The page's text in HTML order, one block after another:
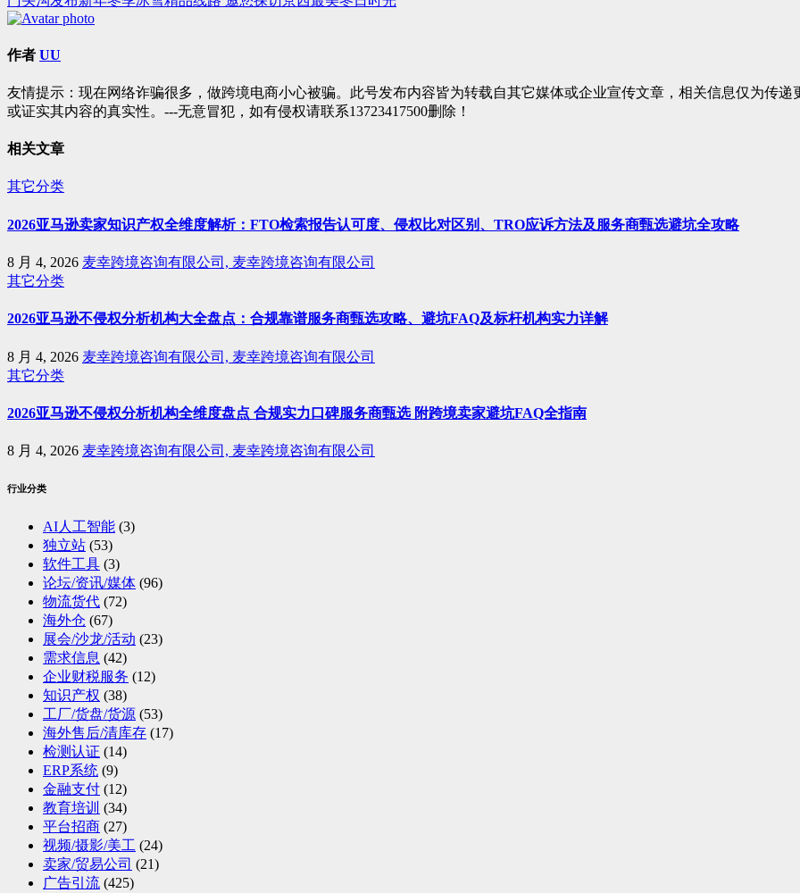
章
导
作者 UU
友情提示：现在网络诈骗很多，做跨境电商小心被骗。此号发布内容皆为转载自其它媒体或企业宣传文章，相关信息仅为传
或证实其内容的真实性。---无意冒犯，如有侵权请联系13723417500删除！
相关文章
其它分类
2026亚马逊卖家知识产权全维度解析：FTO检索报告认可度、侵权比对区别、TRO应诉方法及服务商甄选避坑全攻略
8 月 4, 2026 麦幸跨境咨询有限公司, 麦幸跨境咨询有限公司
其它分类
2026亚马逊不侵权分析机构大全盘点：合规靠谱服务商甄选攻略、避坑FAQ及标杆机构实力详解
8 月 4, 2026 麦幸跨境咨询有限公司, 麦幸跨境咨询有限公司
其它分类
2026亚马逊不侵权分析机构全维度盘点 合规实力口碑服务商甄选 附跨境卖家避坑FAQ全指南
8 月 4, 2026 麦幸跨境咨询有限公司, 麦幸跨境咨询有限公司
行业分类
AI人工智能 (3)
独立站 (53)
软件工具 (3)
论坛/资讯/媒体 (96)
物流货代 (72)
海外仓 (67)
展会/沙龙/活动 (23)
需求信息 (42)
企业财税服务 (12)
知识产权 (38)
工厂/货盘/货源 (53)
海外售后/清库存 (17)
检测认证 (14)
ERP系统 (9)
金融支付 (12)
教育培训 (34)
平台招商 (27)
视频/摄影/美工 (24)
卖家/贸易公司 (21)
广告引流 (425)